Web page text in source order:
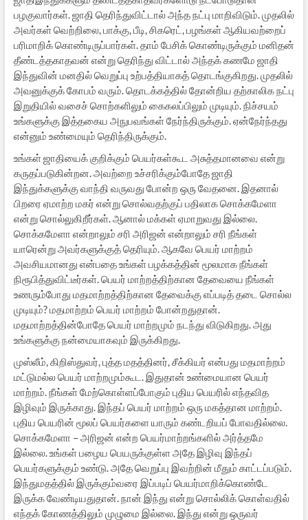
பழகுவார்கள். ஜாதி தெரிந்துவிட்டால் அந்த நட்பு மாறிவிடும். முதலில்
அவர்கள் வெற்றிலை, பாக்கு, பீடி, சிகரெட், பழங்கள் ஆகியவற்றைப்
பரிமாறிக் கொண்டிருப்பார்கள். தாம் பேசிக் கொண்டிருக்கும் மனிதன்
தீண்டத்தகாதவன் என்று தெரிந்து விட்டால் அந்தக் கணமே ஜாதி
இந்துவின் மனதில் வெறுப்பு உற்பத்தியாகத் தொடங்குகிறது. முதலில்
அவனுக்குக் கோபம் வரும். தொடக்கத்தில் தோன்றிய தற்காலிக நட்பு
இறுதியில் வசைச் சொற்களிலும் கைகலப்பிலும் முடியும். நிச்சயம்
உங்களுக்கு இத்தகைய அநுபவங்கள் நேர்ந்திருக்கும். ஏன்நேர்ந்தது
என்னும் உண்மையும் தெரிந்திருக்கும்.
உங்கள் ஜாதியைக் குறிக்கும் பெயர்கள்கூட அசுத்தமானவை என்று
கருதப்படுகின்றன. அவற்றை உச்சரிக்கும்போதே ஜாதி
இந்துக்களுக்கு வாந்தி வருவது போன்ற ஒரு வேதனை. இதனால்
பிறரை ஏமாற்ற மகர் என்று சொல்வதற்குப் பதிலாக சொக்கமேளா
என்று சொல்லுகிறீர்கள். ஆனால் மக்கள் ஏமாறுவது இல்லை.
சொக்கமேளா என்றாலும் சரி அரிஜன் என்றாலும் சரி நீங்கள்
யாரென்று அவர்களுக்குத் தெரியும். ஆகவே பெயர் மாற்றம்
அவசியமானது என்பதை உங்கள் பழக்கத்தின் மூலமாக நீங்கள்
நிரூபித்துவிட்டீர்கள். பெயர் மாற்றத்திற்கான தேவையை நீங்கள்
உணரும்போது மதமாற்றத்திற்கான தேவைக்கு எப்படித் தடை சொல்ல
முடியும்? மதமாற்றம் பெயர் மாற்றம் போன்றதுதான்.
மதமாற்றத்தின்போதே பெயர் மாற்றமும் நடந்து விடுகிறது. அது
உங்களுக்கு நன்மையாகவும் இருக்கிறது.
முஸ்லீம், கிறிஸ்துவர், புத்த மதத்தினர், சீக்கியர் என்பது மதமாற்றம்
மட்டுமல்ல பெயர் மாற்றமும்கூட. இதுதான் உண்மையான பெயர்
மாற்றம். நீங்கள் மேற்கொள்ளப்போகும் புதிய பெயரில் எந்தவித
இழிவும் இருக்காது. இந்தப் பெயர் மாற்றம் ஒரு மகத்தான மாற்றம்.
புதிய பெயரின் மூலப் பெயர்களை யாரும் கண்டறியப் போவதில்லை.
சொக்கமேளா – அரிஜன் என்ற பெயர்மாற்றங்களில் அர்த்தமே
இல்லை. உங்கள் பழைய பெயருக்குள்ள அதே இழிவு இந்தப்
பெயர்களுக்கும் உண்டு. அதே வெறுப்பு இவற்றின் மீதும் காட்டப்படும்.
இந்துமதத்தில் இருக்கும்வரை இப்படிப் பெயர்மாறிக்கொண்டே
இருக்க வேண்டியதுதான். நான் இந்து என்று சொல்லிக் கொள்வதில்
எந்தக் கோணத்திலும் முழுமை இல்லை. இந்து என்று ஒருவர்